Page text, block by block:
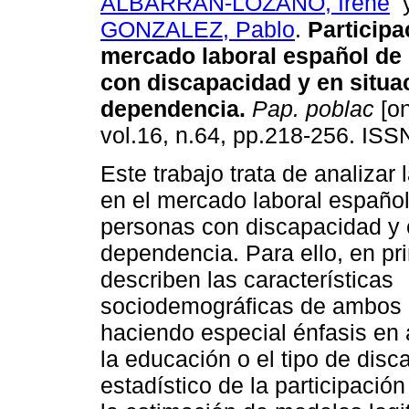
GONZALEZ, Pablo.
mercado laboral español
con discapacidad y en
dependencia. Pap. poblac
vol.16, n.64, pp.218-256.
Este trabajo trata de analizar
en el mercado laboral
personas con discapacidad y
dependencia. Para ello, en
describen las características
sociodemográficas de ambos
haciendo especial énfasis
la educación o el tipo de
estadístico de la